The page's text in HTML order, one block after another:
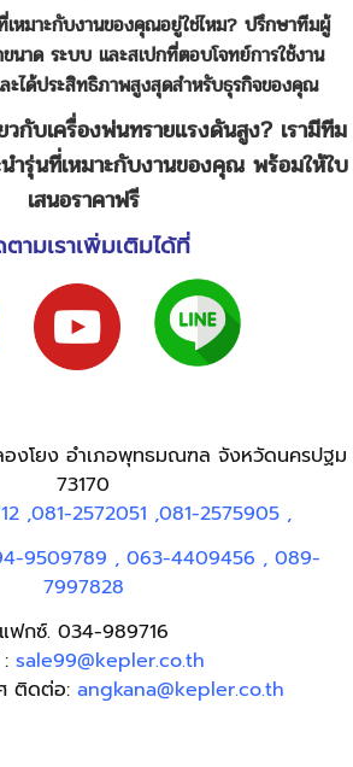
หมาะกับงานของคุณอยู่ใช่ไหม? ปรึกษาทีมผู้
ขนาด ระบบ และสเปกที่ตอบโจทย์การใช้งาน
ะได้ประสิทธิภาพสูงสุดสำหรับธุรกิจของคุณ
กับเครื่องพ่นทรายแรงดันสูง? เรามีทีม
ำรุ่นที่เหมาะกับงานของคุณ พร้อมให้ใบ
เสนอราคาฟรี
ามเราเพิ่มเติมได้ที่
งโยง อำเภอพุทธมณฑล จังหวัดนครปฐม
73170
,081-2572051 ,081-2575905 ,
9509789 , 063-4409456 , 089-
7997828
แฟกซ์. 034-989716
sale99@kepler.co.th
ติดต่อ: angkana@kepler.co.th